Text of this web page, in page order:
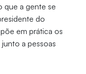
que a gente se
do
em prática os
a pessoas